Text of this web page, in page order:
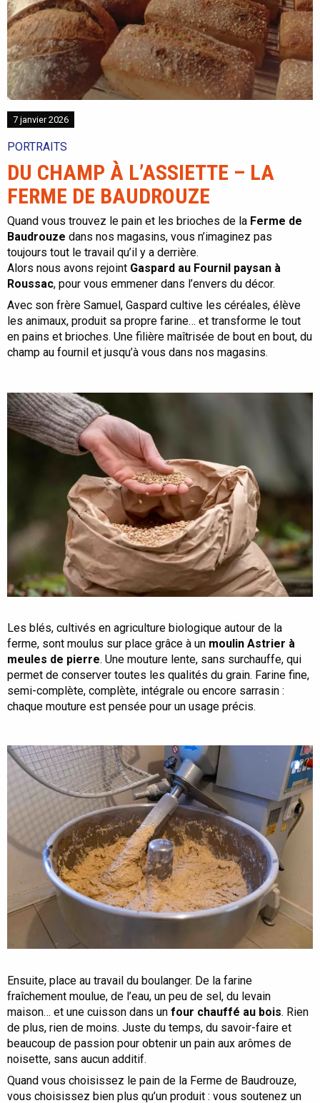
7 janvier 2026
PORTRAITS
DU CHAMP À L’ASSIETTE – LA
FERME DE BAUDROUZE
Quand vous trouvez le pain et les brioches de la Ferme de
Baudrouze dans nos magasins, vous n’imaginez pas
toujours tout le travail qu’il y a derrière.
Alors nous avons rejoint Gaspard au Fournil paysan à
Roussac, pour vous emmener dans l’envers du décor.
Avec son frère Samuel, Gaspard cultive les céréales, élève
les animaux, produit sa propre farine… et transforme le tout
en pains et brioches. Une filière maîtrisée de bout en bout, du
champ au fournil et jusqu’à vous dans nos magasins.
Les blés, cultivés en agriculture biologique autour de la
ferme, sont moulus sur place grâce à un moulin Astrier à
meules de pierre. Une mouture lente, sans surchauffe, qui
permet de conserver toutes les qualités du grain. Farine fine,
semi-complète, complète, intégrale ou encore sarrasin :
chaque mouture est pensée pour un usage précis.
Ensuite, place au travail du boulanger. De la farine
fraîchement moulue, de l’eau, un peu de sel, du levain
maison… et une cuisson dans un four chauffé au bois. Rien
de plus, rien de moins. Juste du temps, du savoir-faire et
beaucoup de passion pour obtenir un pain aux arômes de
noisette, sans aucun additif.
Quand vous choisissez le pain de la Ferme de Baudrouze,
vous choisissez bien plus qu’un produit : vous soutenez un